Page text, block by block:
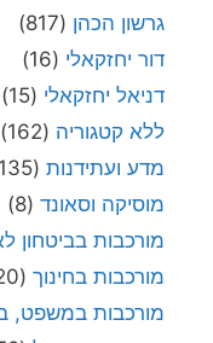
גרשון הכהן (817)
דור יחזקאלי (16)
דניאל יחזקאלי (15)
ללא קטגוריה (162)
מדע ועתידנות (135)
מוסיקה וסאונד (8)
מורכבות בביטחון
מורכבות בחינוך (420)
מורכבות במשפט,